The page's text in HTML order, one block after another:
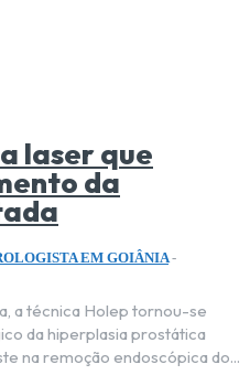
laser que
da
EM GOIÂNIA -
a técnica Holep tornou-se
da hiperplasia prostática
na remoção endoscópica do...